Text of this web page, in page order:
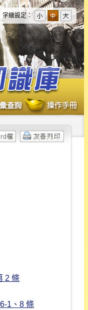
字級設定：
2 條
1、8 條